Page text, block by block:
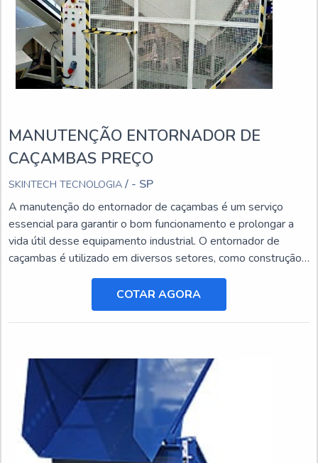
MANUTENÇÃO ENTORNADOR DE
CAÇAMBAS PREÇO
SKINTECH TECNOLOGIA / - SP
A manutenção do entornador de caçambas é um serviço
essencial para garantir o bom funcionamento e prolongar a
vida útil desse equipamento industrial. O entornador de
caçambas é utilizado em diversos setores, como construção
civil, mineração e agricultura, e está sujeito a desgastes e
danos ao longo do tempo.COTAR AGORA